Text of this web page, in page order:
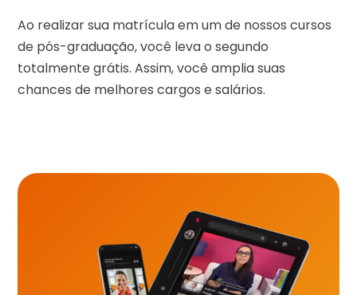
Ao realizar sua matrícula em um de nossos cursos
de pós-graduação, você leva o segundo
totalmente grátis. Assim, você amplia suas
chances de melhores cargos e salários.